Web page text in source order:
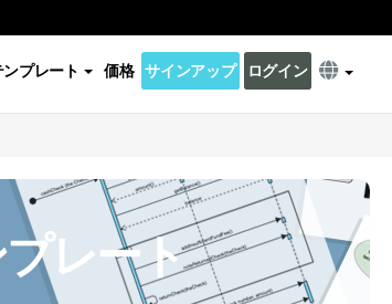
ンプレート 価格 サインアップ ログイン
レート